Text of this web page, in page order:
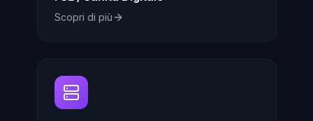
Scopri di più